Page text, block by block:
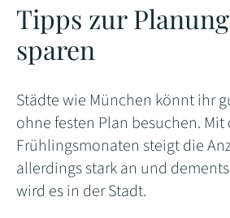
Tipps zur
sparen
Städte wie München könnt ihr
ohne festen Plan besuchen. Mit
Frühlingsmonaten steigt die
allerdings stark an und
wird es in der Stadt.